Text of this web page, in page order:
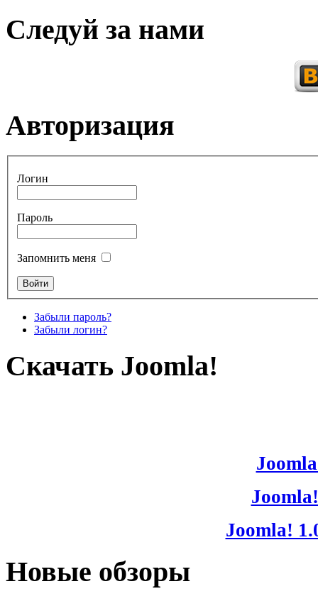
Следуй за нами
Авторизация
Логин
Пароль
Запомнить меня
Забыли пароль?
Забыли логин?
Скачать Joomla!
Joomla!
Новые обзоры